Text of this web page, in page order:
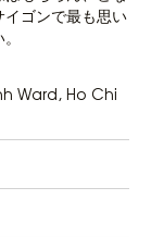
ゴンで最も思い
Ward, Ho Chi